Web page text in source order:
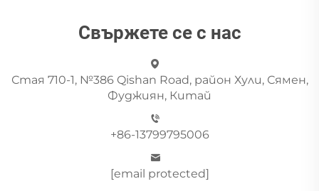
Свържете се с нас
Стая 710-1, №386 Qishan Road, район Хули, Сямен,
Фуджиян, Китай
+86-13799795006
[email protected]